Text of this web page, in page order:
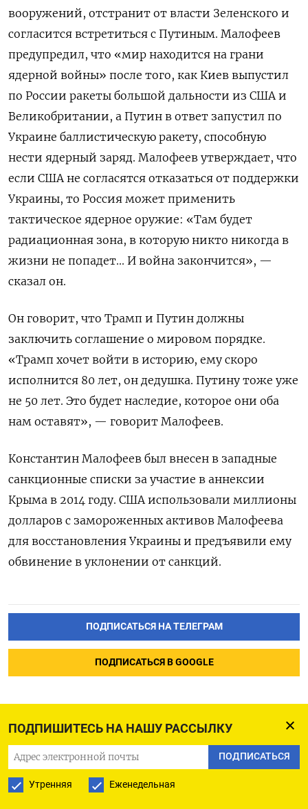
ПОДПИШИТЕСЬ НА НАШУ РАССЫЛКУ
ПОДПИСАТЬСЯ
Утренняя Еженедельная
вооружений, отстранит от власти Зеленского и
согласится встретиться с Путиным. Малофеев
предупредил, что «мир находится на грани
ядерной войны» после того, как Киев выпустил
по России ракеты большой дальности из США и
Великобритании, а Путин в ответ запустил по
Украине баллистическую ракету, способную
нести ядерный заряд. Малофеев утверждает, что
если США не согласятся отказаться от поддержки
Украины, то Россия может применить
тактическое ядерное оружие: «Там будет
радиационная зона, в которую никто никогда в
жизни не попадет... И война закончится», —
сказал он.
Он говорит, что Трамп и Путин должны
заключить соглашение о мировом порядке.
«Трамп хочет войти в историю, ему скоро
исполнится 80 лет, он дедушка. Путину тоже уже
не 50 лет. Это будет наследие, которое они оба
нам оставят», — говорит Малофеев.
Константин Малофеев был внесен в западные
санкционные списки за участие в аннексии
Крыма в 2014 году. США использовали миллионы
долларов с замороженных активов Малофеева
для восстановления Украины и предъявили ему
обвинение в уклонении от санкций.
ПОДПИСАТЬСЯ НА ТЕЛЕГРАМ
ПОДПИСАТЬСЯ В GOOGLE
Порт Козьмино планирует
начать прием нефти по